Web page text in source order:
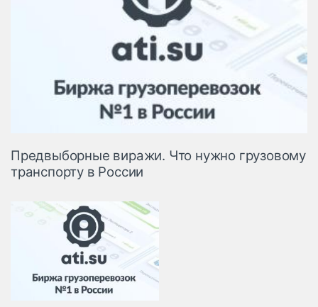
Спецтехника
Автосервис,
запчасти, шины
Топливо, масла и
автохимия
Дзен
Предвыборные виражи. Что нужно грузовому
транспорту в России